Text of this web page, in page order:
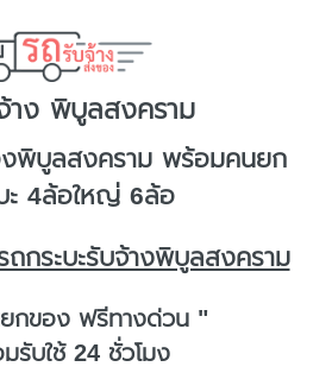
าง พิบูลสงคราม
พิบูลสงครามพร้อมคนยก
ะ 4ล้อใหญ่ 6ล้อ
ถกระบะรับจ้างพิบูลสงคราม
กของ ฟรีทางด่วน "
รับใช้ 24 ชั่วโมง